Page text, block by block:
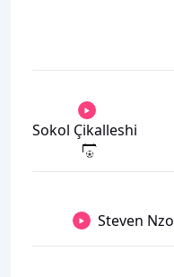
Sokol Çikalleshi
Steven